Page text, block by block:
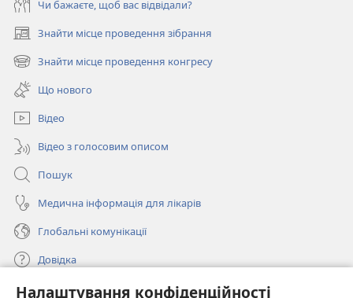
Налаштування конфіденційності
Чи бажаєте, щоб вас відвідали?
Знайти місце проведення зібрання
(відкривається
у
новому
вікні)
Знайти місце проведення конгресу
(відкривається
новому
вікні)
Що нового
Відео
Відео з голосовим описом
Пошук
Медична інформація для лікарів
Глобальні комунікації
Довідка